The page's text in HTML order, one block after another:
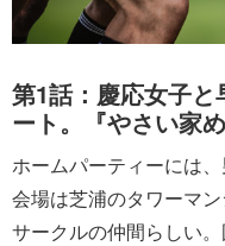
第1話：慶応女子
ート。『やさい家
ホームパーティーには
会場は芝浦のタワーマ
サークルの仲間らしい